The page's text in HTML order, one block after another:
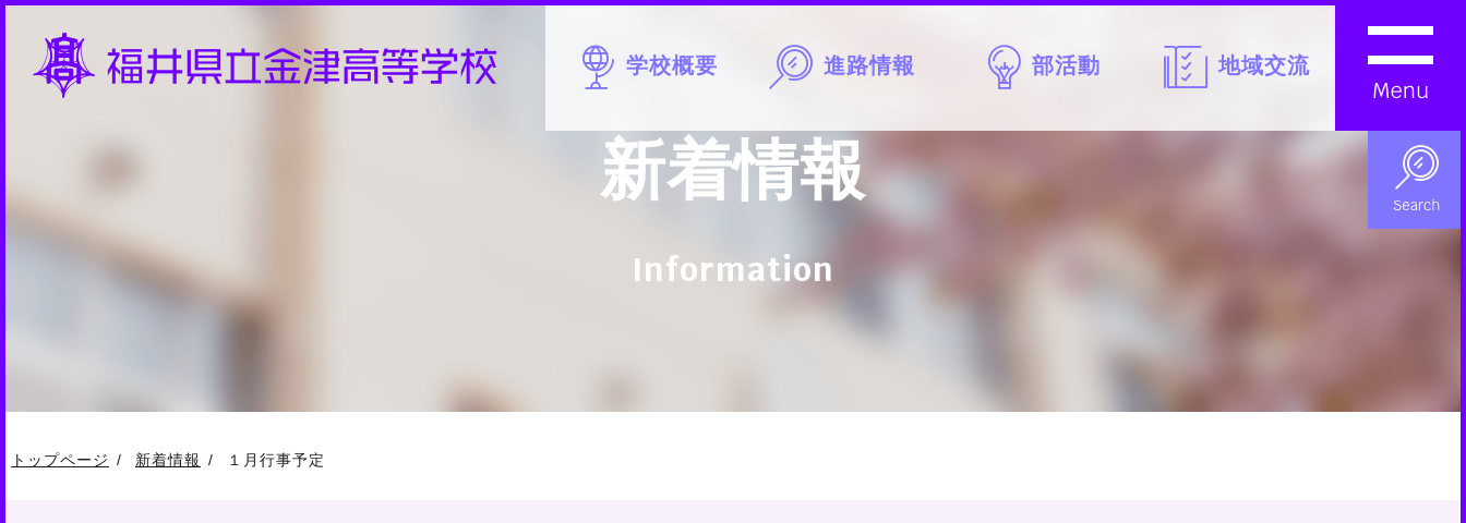
学校概要 進路情報 部活動 地域交流
新着情報
Information
トップページ 新着情報 １月行事予定